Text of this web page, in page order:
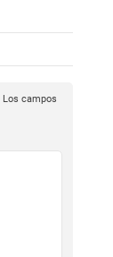
Los campos